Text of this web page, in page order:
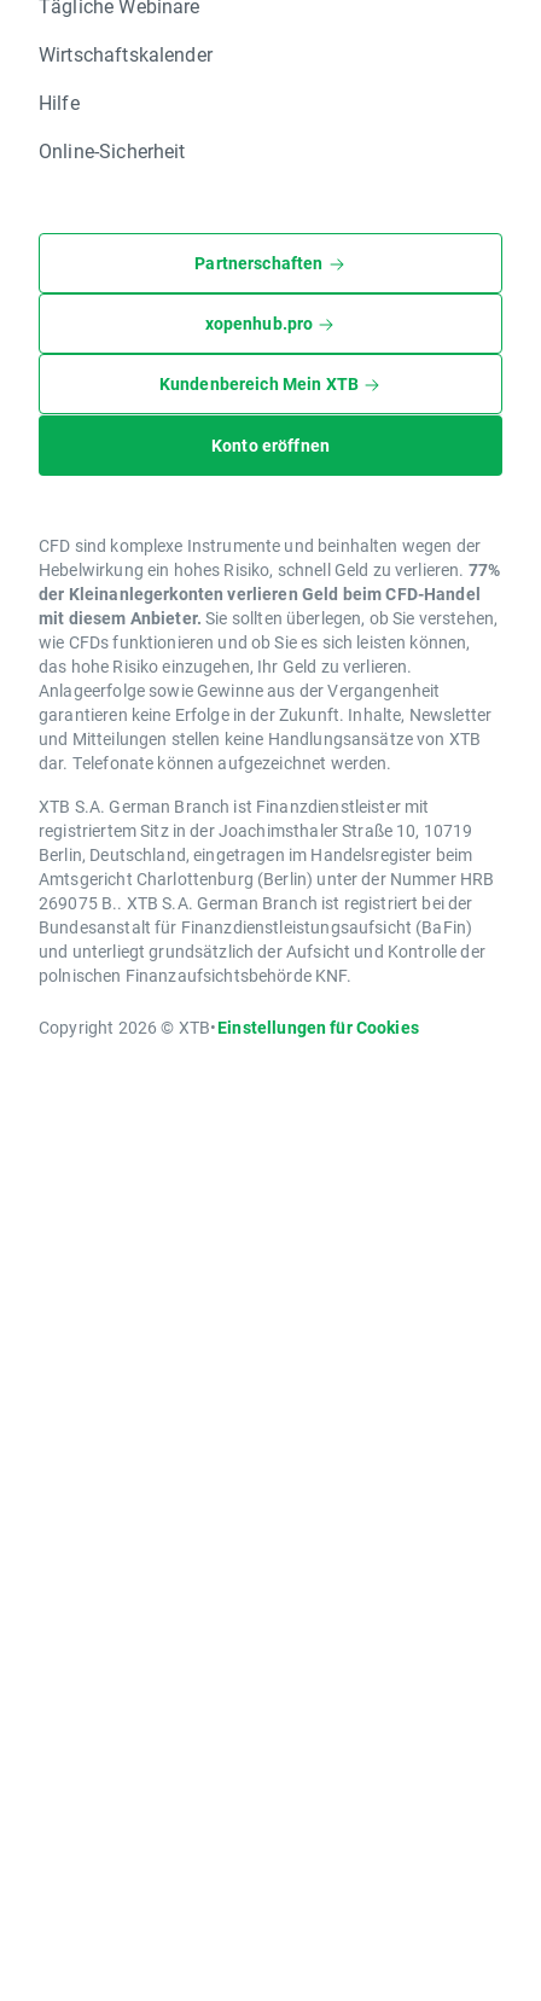
Tägliche Webinare
Wirtschaftskalender
Hilfe
Online-Sicherheit
Partnerschaften
xopenhub.pro
Kundenbereich Mein XTB
Konto eröffnen
CFD sind komplexe Instrumente und beinhalten wegen der
Hebelwirkung ein hohes Risiko, schnell Geld zu verlieren. 77%
der Kleinanlegerkonten verlieren Geld beim CFD-Handel
mit diesem Anbieter. Sie sollten überlegen, ob Sie verstehen,
wie CFDs funktionieren und ob Sie es sich leisten können,
das hohe Risiko einzugehen, Ihr Geld zu verlieren.
Anlageerfolge sowie Gewinne aus der Vergangenheit
garantieren keine Erfolge in der Zukunft. Inhalte, Newsletter
und Mitteilungen stellen keine Handlungsansätze von XTB
dar. Telefonate können aufgezeichnet werden.
XTB S.A. German Branch ist Finanzdienstleister mit
registriertem Sitz in der Joachimsthaler Straße 10, 10719
Berlin, Deutschland, eingetragen im Handelsregister beim
Amtsgericht Charlottenburg (Berlin) unter der Nummer HRB
269075 B.. XTB S.A. German Branch ist registriert bei der
Bundesanstalt für Finanzdienstleistungsaufsicht (BaFin)
und unterliegt grundsätzlich der Aufsicht und Kontrolle der
polnischen Finanzaufsichtsbehörde KNF.
Copyright 2026 © XTB•Einstellungen für Cookies